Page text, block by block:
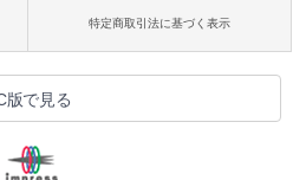
特定商取引法に基づく表示
版で見る